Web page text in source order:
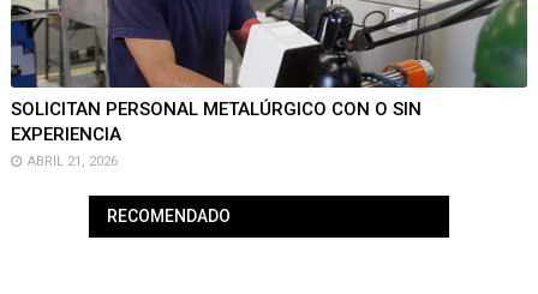
SOLICITAN PERSONAL METALÚRGICO CON O SIN
EXPERIENCIA
ABRIL 21, 2026
RECOMENDADO